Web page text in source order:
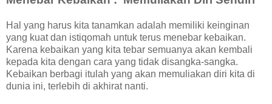
Hal yang harus kita tanamkan adalah memiliki keinginan
yang kuat dan istiqomah untuk terus menebar kebaikan.
Karena kebaikan yang kita tebar semuanya akan kembali
kepada kita dengan cara yang tidak disangka-sangka.
Kebaikan berbagi itulah yang akan memuliakan diri kita di
dunia ini, terlebih di akhirat nanti.